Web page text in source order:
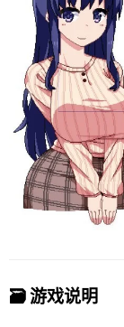
🗃️ 游戏说明